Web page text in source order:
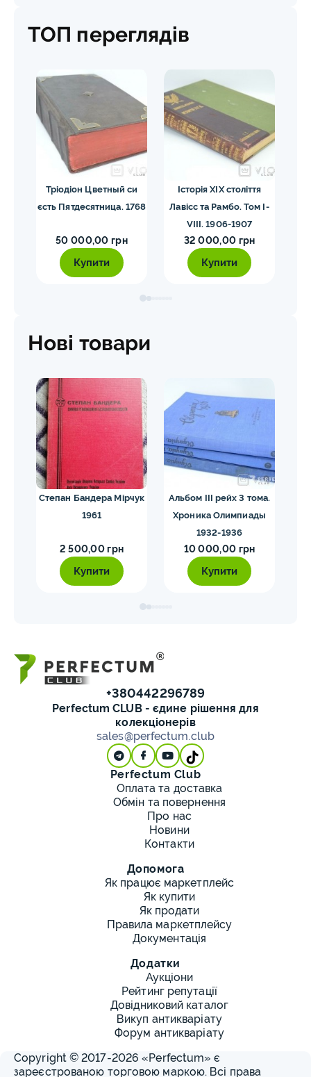
ТОП переглядів
Тріодіон Цветный си
єсть Пятдесятница. 1768
50 000,00 грн
Купити
Історія XIX століття
Лавісс та Рамбо. Том І-
VІІІ. 1906-1907
32 000,00 грн
Купити
Нові товари
Степан Бандера Мірчук
1961
2 500,00 грн
Купити
Альбом III рейх 3 тома.
Хроника Олимпиады
1932-1936
10 000,00 грн
Купити
+380442296789
Perfectum CLUB - єдине рішення для
колекціонерів
sales@perfectum.club
Perfectum Club
Оплата та доставка
Обмін та повернення
Про нас
Новини
Контакти
Допомога
Як працює маркетплейс
Як купити
Як продати
Правила маркетплейсу
Документація
Додатки
Аукціони
Рейтинг репутації
Довідниковий каталог
Викуп антикваріату
Форум антикваріату
Copyright © 2017-2026 «Perfectum» є
зареєстрованою торговою маркою. Всі права